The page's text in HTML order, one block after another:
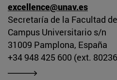
excellence@unav.es
Secretaría de la Facultad
Campus Universitario s/n
31009 Pamplona, España
+34 948 425 600 (ext.